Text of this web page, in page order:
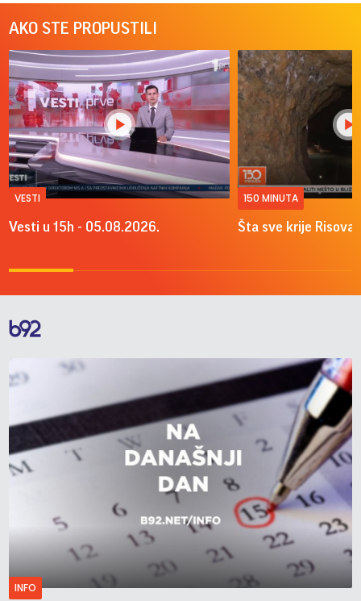
AKO STE PROPUSTILI
VESTI
Vesti u 15h - 05.08.2026.
150 MINUTA
Šta sve krije
INFO